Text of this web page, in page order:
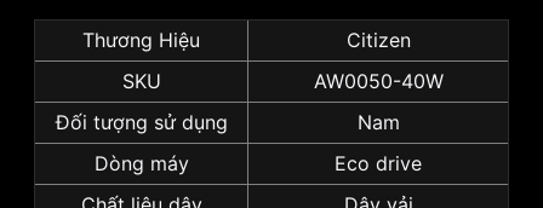
Thương Hiệu
Citizen
SKU
AW0050-40W
Đối tượng sử dụng
Nam
Dòng máy
Eco drive